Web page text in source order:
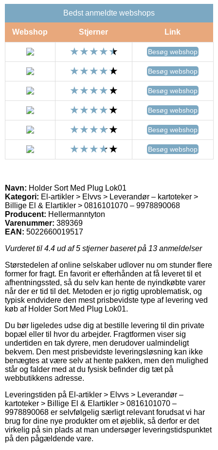
Bedst anmeldte webshops
Webshop Stjerner Link
Besøg webshop
Besøg webshop
Besøg webshop
Besøg webshop
Besøg webshop
Besøg webshop
Navn: Holder Sort Med Plug Lok01
Kategori: El-artikler > Elvvs > Leverandør – kartoteker >
Billige El & Elartikler > 0816101070 – 9978890068
Producent: Hellermanntyton
Varenummer: 389369
EAN: 5022660019517
Vurderet til 4.4 ud af 5 stjerner baseret på 13 anmeldelser
Størstedelen af online selskaber udlover nu om stunder flere
former for fragt. En favorit er efterhånden at få leveret til et
afhentningssted, så du selv kan hente de nyindkøbte varer
når der er tid til det. Metoden er jo rigtig uproblematisk, og
typisk endvidere den mest prisbevidste type af levering ved
køb af Holder Sort Med Plug Lok01.
Du bør ligeledes udse dig at bestille levering til din private
bopæl eller til hvor du arbejder. Fragtformen viser sig
undertiden en tak dyrere, men derudover ualmindeligt
bekvem. Den mest prisbevidste leveringsløsning kan ikke
benægtes at være selv at hente pakken, men den mulighed
står og falder med at du fysisk befinder dig tæt på
webbutikkens adresse.
Leveringstiden på El-artikler > Elvvs > Leverandør –
kartoteker > Billige El & Elartikler > 0816101070 –
9978890068 er selvfølgelig særligt relevant forudsat vi har
brug for dine nye produkter om et øjeblik, så derfor er det
virkelig på sin plads at man undersøger leveringstidspunktet
på den pågældende vare.